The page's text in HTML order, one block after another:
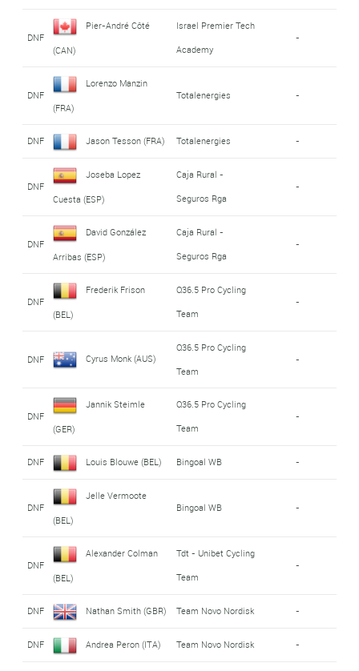
DNF
Pier-André Côté
(CAN)
Israel Premier Tech
Academy
-
DNF
Lorenzo Manzin
(FRA)
Totalenergies -
DNF Jason Tesson (FRA) Totalenergies -
DNF
Joseba Lopez
Cuesta (ESP)
Caja Rural -
Seguros Rga
-
DNF
David González
Arribas (ESP)
Caja Rural -
Seguros Rga
-
DNF
Frederik Frison
(BEL)
Q36.5 Pro Cycling
Team
-
DNF Cyrus Monk (AUS)
Q36.5 Pro Cycling
Team
-
DNF
Jannik Steimle
(GER)
Q36.5 Pro Cycling
Team
-
DNF Louis Blouwe (BEL) Bingoal WB -
DNF
Jelle Vermoote
(BEL)
Bingoal WB -
DNF
Alexander Colman
(BEL)
Tdt - Unibet Cycling
Team
-
DNF Nathan Smith (GBR) Team Novo Nordisk -
DNF Andrea Peron (ITA) Team Novo Nordisk -